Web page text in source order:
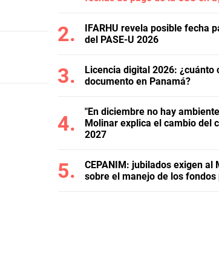
IFARHU revela posible fecha
del PASE-U 2026
Licencia digital 2026: ¿cuánto
documento en Panamá?
"En diciembre no hay
Molinar explica el cambio del
2027
CEPANIM: jubilados exigen al
sobre el manejo de los fondos